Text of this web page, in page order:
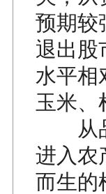
预期较
退出股
水平相
玉米、
从品
进入农
而生的